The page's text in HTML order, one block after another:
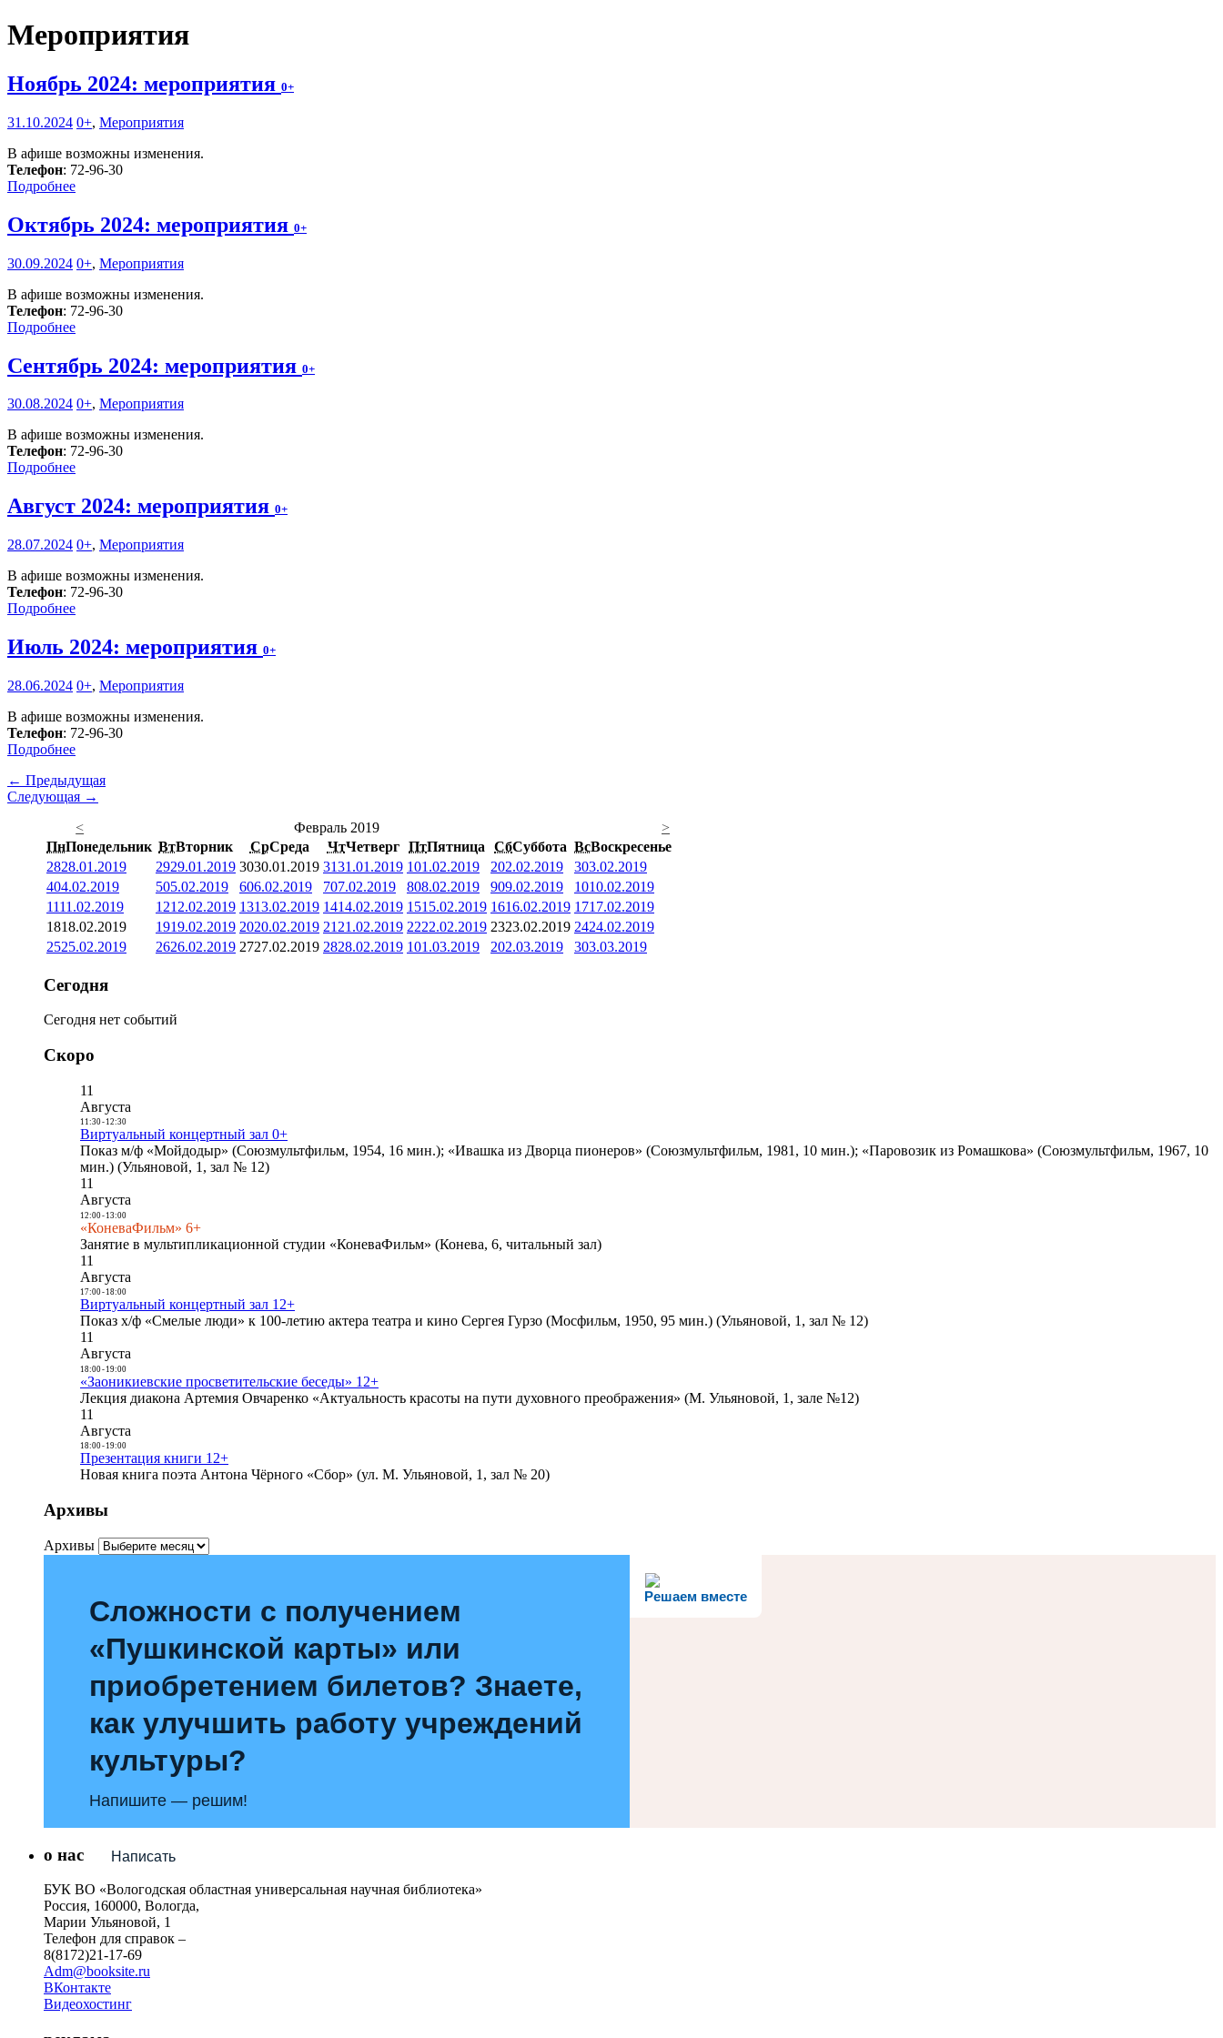
Мероприятия
Ноябрь 2024: мероприятия 0+
31.10.2024 0+, Мероприятия
В афише возможны изменения.
Телефон: 72-96-30
Подробнее
Октябрь 2024: мероприятия 0+
30.09.2024 0+, Мероприятия
В афише возможны изменения.
Телефон: 72-96-30
Подробнее
Сентябрь 2024: мероприятия 0+
30.08.2024 0+, Мероприятия
В афише возможны изменения.
Телефон: 72-96-30
Подробнее
Август 2024: мероприятия 0+
28.07.2024 0+, Мероприятия
В афише возможны изменения.
Телефон: 72-96-30
Подробнее
Июль 2024: мероприятия 0+
28.06.2024 0+, Мероприятия
В афише возможны изменения.
Телефон: 72-96-30
Подробнее
← Предыдущая
Следующая →
<
Февраль 2019
>
ПнПонедельник ВтВторник СрСреда ЧтЧетверг ПтПятница СбСуббота ВсВоскресенье
2828.01.2019 2929.01.2019 3030.01.2019 3131.01.2019 101.02.2019 202.02.2019 303.02.2019
404.02.2019 505.02.2019 606.02.2019 707.02.2019 808.02.2019 909.02.2019 1010.02.2019
1111.02.2019 1212.02.2019 1313.02.2019 1414.02.2019 1515.02.2019 1616.02.2019 1717.02.2019
1818.02.2019 1919.02.2019 2020.02.2019 21 21.02.2019 2222.02.2019 2323.02.2019 2424.02.2019
2525.02.2019 2626.02.2019 2727.02.2019 2828.02.2019 101.03.2019 202.03.2019 303.03.2019
Сегодня
Сегодня нет событий
Скоро
11
Августа
11:30- 12:30
Виртуальный концертный зал 0+
Показ м/ф «Мойдодыр» (Союзмультфильм, 1954, 16 мин.); «Ивашка из Дворца пионеров» (Союзмультфильм, 1981, 10 мин.); «Паровозик из Ромашкова» (Союзмультфильм, 1967, 10
мин.) (Ульяновой, 1, зал № 12)
11
Августа
12:00- 13:00
«КоневаФильм» 6+
Занятие в мультипликационной студии «КоневаФильм» (Конева, 6, читальный зал)
11
Августа
17:00- 18:00
Виртуальный концертный зал 12+
Показ х/ф «Смелые люди» к 100-летию актера театра и кино Сергея Гурзо (Мосфильм, 1950, 95 мин.) (Ульяновой, 1, зал № 12)
11
Августа
18:00- 19:00
«Заоникиевские просветительские беседы» 12+
Лекция диакона Артемия Овчаренко «Актуальность красоты на пути духовного преображения» (М. Ульяновой, 1, зале №12)
11
Августа
18:00- 19:00
Презентация книги 12+
Новая книга поэта Антона Чёрного «Сбор» (ул. М. Ульяновой, 1, зал № 20)
Архивы
Архивы
Решаем вместе
Сложности с получением
«Пушкинской карты» или
приобретением билетов? Знаете,
как улучшить работу учреждений
культуры?
Напишите — решим!
Написать
о нас
БУК ВО «Вологодская областная универсальная научная библиотека»
Россия, 160000, Вологда,
Марии Ульяновой, 1
Телефон для справок –
8(8172)21-17-69
Adm@booksite.ru
ВКонтакте
Видеохостинг